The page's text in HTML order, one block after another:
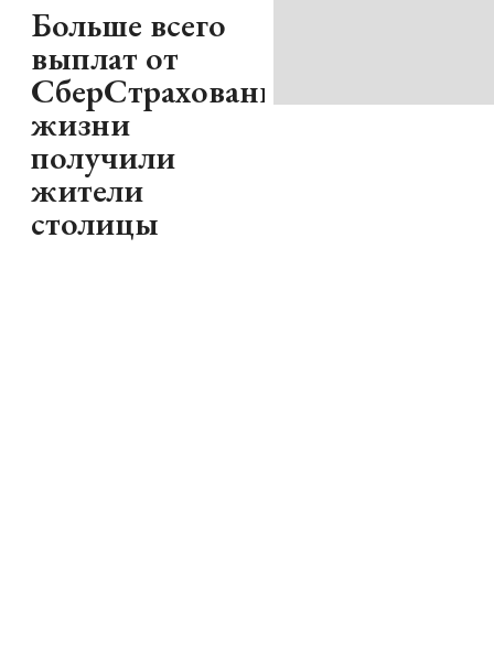
Больше всего
выплат от
СберСтрахование
жизни
получили
жители
столицы